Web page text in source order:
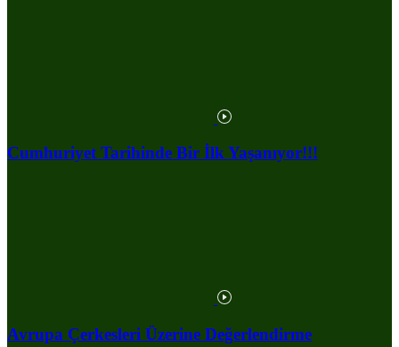
Cumhuriyet Tarihinde Bir İlk Yaşanıyor!!!
Avrupa Çerkesleri Üzerine Değerlendirme